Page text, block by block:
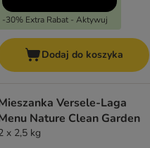
-30% Extra Rabat - Aktywuj
Dodaj do koszyka
Versele-Laga
Nature Clean Garden
x 2,5 kg